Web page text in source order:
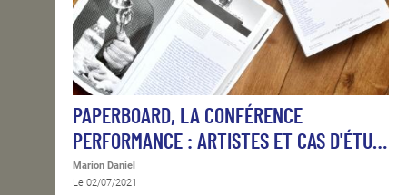
PAPERBOARD, LA CONFÉRENCE
PERFORMANCE : ARTISTES ET CAS D'ÉTU…
Marion Daniel
Le 02/07/2021